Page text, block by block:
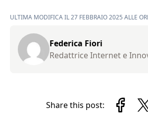
ULTIMA MODIFICA IL 27 FEBBRAIO 2025 ALLE
Federica Fiori
Redattrice Internet e
Share this post: